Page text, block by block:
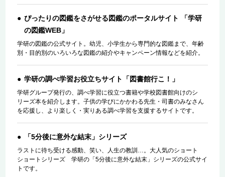
ぴったりの図鑑をさがせる図鑑のポータルサイト 「学研
の図鑑WEB」
学研の図鑑の公式サイト。幼児、小学生から専門的な図鑑まで、年齢
別・目的別のいろいろな図鑑の紹介やキャンペーン情報などを紹介。
学研の調べ学習お役立ちサイト「図書館行こ！」
学研グループ発行の、調べ学習に役立つ書籍や学校図書館向けのシ
リーズ本を紹介します。子供の学びにかかわる先生・司書のみなさん
を応援し、より楽しく・実りある調べ学習を支援するサイトです。
「5分後に意外な結末」シリーズ
ラストに待ち受ける感動、笑い、人生の教訓…。大人気のショート
ショートシリーズ 学研の「5分後に意外な結末」シリーズの公式サイ
トです。